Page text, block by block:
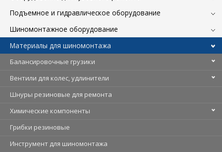
Подъемное и гидравлическое оборудование
Шиномонтажное оборудование
Материалы для шиномонтажа
Балансировочные грузики
Вентили для колес, удлинители
Шнуры резиновые для ремонта
Химические компоненты
Грибки резиновые
Инструмент для шиномонтажа